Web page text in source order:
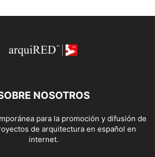
NOSOTROS
para la promoción y difusión de
de arquitectura en español en
internet.